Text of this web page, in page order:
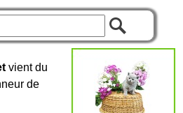
vient du
de